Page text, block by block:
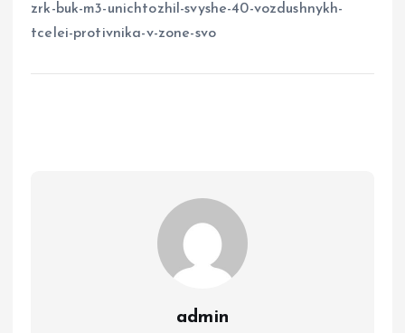
zrk-buk-m3-unichtozhil-svyshe-40-vozdushnykh-
tcelei-protivnika-v-zone-svo
admin